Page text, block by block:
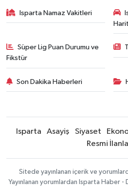
Isparta Namaz Vakitleri
Süper Lig Puan Durumu ve
Fikstür
Son Dakika Haberleri
Isparta Asayiş Siyaset
Resmi
Sitede yayınlanan içerik ve
Yayınlanan yorumlardan Isparta Haber